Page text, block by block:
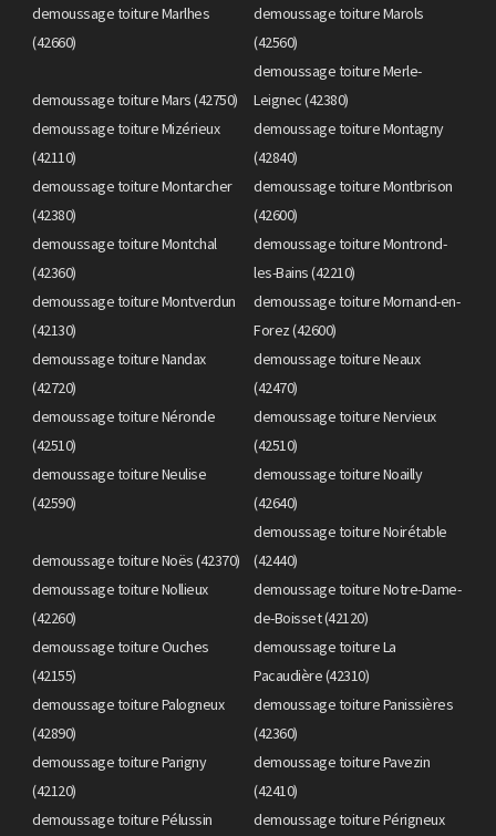
demoussage toiture Marlhes
(42660)
demoussage toiture Marols
(42560)
demoussage toiture Mars (42750)
demoussage toiture Merle-
Leignec (42380)
demoussage toiture Mizérieux
(42110)
demoussage toiture Montagny
(42840)
demoussage toiture Montarcher
(42380)
demoussage toiture Montbrison
(42600)
demoussage toiture Montchal
(42360)
demoussage toiture Montrond-
les-Bains (42210)
demoussage toiture Montverdun
(42130)
demoussage toiture Mornand-en-
Forez (42600)
demoussage toiture Nandax
(42720)
demoussage toiture Neaux
(42470)
demoussage toiture Néronde
(42510)
demoussage toiture Nervieux
(42510)
demoussage toiture Neulise
(42590)
demoussage toiture Noailly
(42640)
demoussage toiture Noës (42370)
demoussage toiture Noirétable
(42440)
demoussage toiture Nollieux
(42260)
demoussage toiture Notre-Dame-
de-Boisset (42120)
demoussage toiture Ouches
(42155)
demoussage toiture La
Pacaudière (42310)
demoussage toiture Palogneux
(42890)
demoussage toiture Panissières
(42360)
demoussage toiture Parigny
(42120)
demoussage toiture Pavezin
(42410)
demoussage toiture Pélussin
demoussage toiture Périgneux